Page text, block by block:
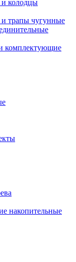
колодцы
трапы чугунные
комплектующие
накопительные